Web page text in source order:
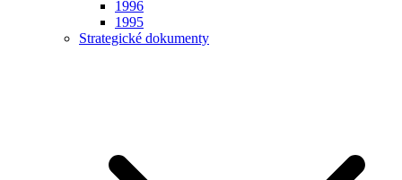
1996
1995
Strategické dokumenty